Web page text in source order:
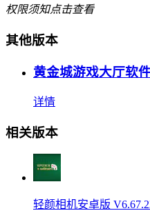
权限须知点击查看
其他版本
黄金城游戏大厅软
详情
相关版本
轻颜相机安卓版